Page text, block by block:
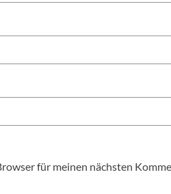
für meinen nächsten